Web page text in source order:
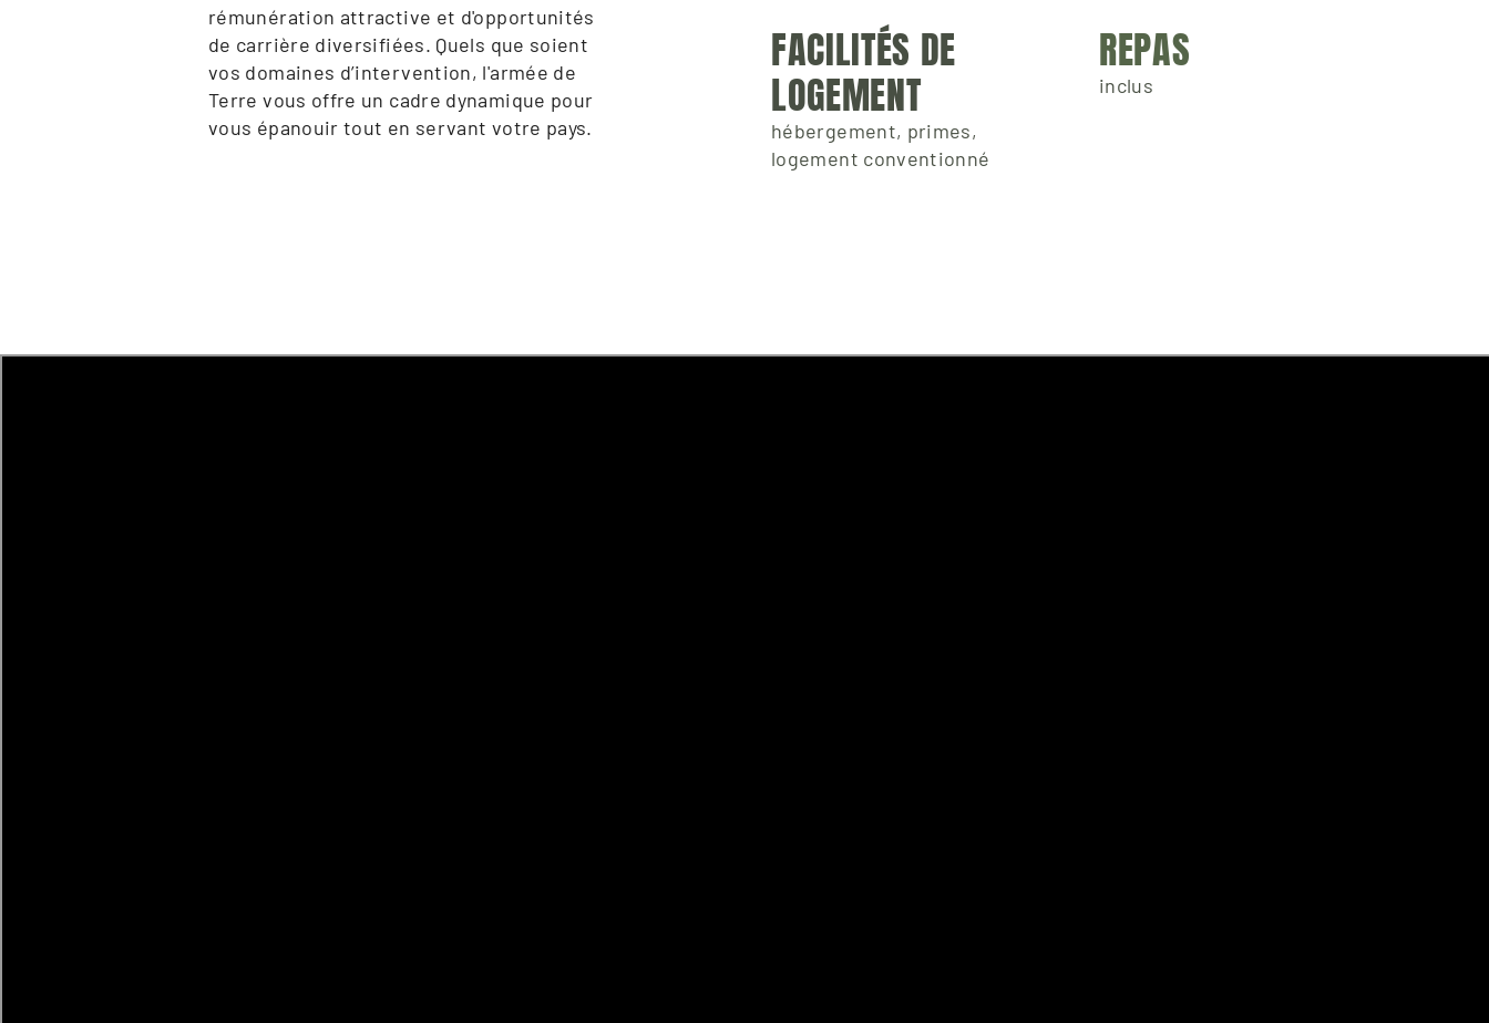
rémunération attractive et d'opportunités
de carrière diversifiées. Quels que soient
vos domaines d’intervention, l'armée de
Terre vous offre un cadre dynamique pour
vous épanouir tout en servant votre pays.
FACILITÉS DE
LOGEMENT
hébergement, primes,
logement conventionné
REPAS
inclus